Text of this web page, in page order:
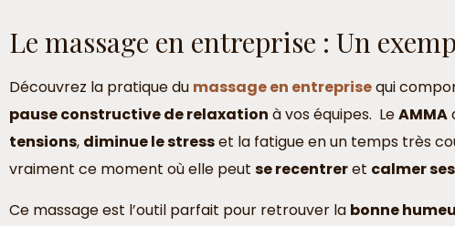
Le massage en entreprise : Un
Découvrez la pratique du massage en entreprisequi
pause constructive de relaxation à vos équipes. LeAMMA
tensions, diminue le stresset la fatigue en un temps très
vraiment ce moment où elle peut se recentreret calmer
Ce massage est l’outil parfait pour retrouver la bonne